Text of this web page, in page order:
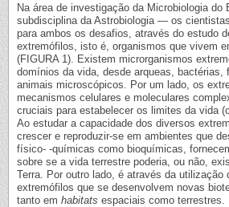
Na área de investigação da Microbiologia
subdisciplina da Astrobiologia — os
para ambos os desafios, através do estudo
extremófilos, isto é, organismos que vivem
(FIGURA 1). Existem microrganismos
domínios da vida, desde arqueas, bactérias,
animais microscópicos. Por um lado, os
mecanismos celulares e moleculares
cruciais para estabelecer os limites da vida
Ao estudar a capacidade dos diversos
crescer e reproduzir-se em ambientes que
físico- -químicas como bioquímicas,
sobre se a vida terrestre poderia, ou não,
Terra. Por outro lado, é através da utilização
extremófilos que se desenvolvem novas
tanto em habitats espaciais como terrestres.